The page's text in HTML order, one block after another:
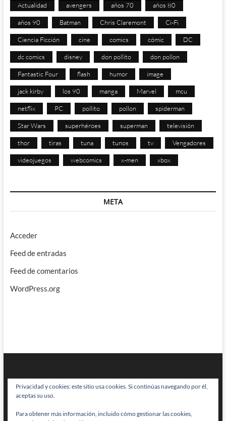
Actualidad avengers años 70 años 80
años 90 Batman Chris Claremont Ci-Fi
Ciencia Ficción cine comics cómic DC
dc comics disney don pollito don pollon
Fantastic Four flash humor image
jack kirby los 90 manga Marvel mcu
netflix PC pollito pollon spiderman
Star Wars superhéroes superman televisión
thor tiras tuna tunos tv Vengadores
videojuegos webcomics x-men xbox
META
Acceder
Feed de entradas
Feed de comentarios
WordPress.org
BRAINSTOMPING| Diseñado por:Theme Freesia|WordPress| © Todos
Privacidad y cookies: este sitio usa cookies. Si continúas navegando por él,
aceptas su uso.
Para obtener más información, incluido cómo gestionar las cookies,